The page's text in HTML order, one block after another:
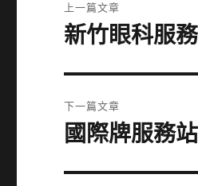
章
上一篇文章
上
篇
文
章:
新竹眼科服
下一篇文章
下
篇
國際牌服務